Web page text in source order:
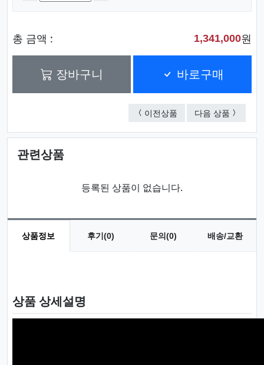
총 금액 : 1,341,000원
장바구니 바로구매
이전상품 쓰리스타 특대형 손톱
다음 상품 kf-ad 마
관련상품
등록된 상품이 없습니다.
상품정보 후기(0) 문의(0) 배송/교환
상품 상세설명